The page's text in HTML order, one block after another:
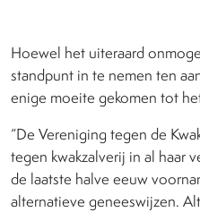
Hoewel het uiteraard
standpunt in te nemen ten
enige moeite gekomen tot
“De Vereniging tegen de
tegen kwakzalverij in al haar
de laatste halve eeuw
alternatieve geneeswijzen.